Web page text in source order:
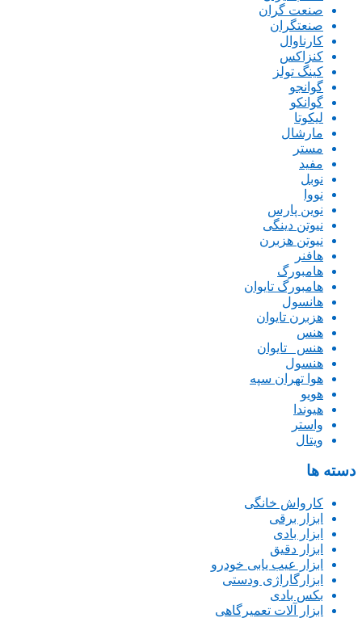
صنعت گران
صنعتگران
کارناوال
کنزاکس
کینگ تولز
گوانجو
گوانکو
لیکوتا
مارشال
مستر
مفید
نوبل
نووا
نوین پارس
نیوتن دینگی
نیوتن هزبرن
هافنر
هامبورگ
هامبورگ تایوان
هانسول
هزبرن تایوان
هنس
هنس _تایوان
هنسول
هوا تهران سپه
هویو
هیوندا
واستر
ویتال
دسته ها
کارواش خانگی
ابزار برقی
ابزار بادی
ابزار دقیق
ابزار عیب یابی خودرو
ابزارگاراژی ودستی
بکس بادی
ابزار آلات تعمیرگاهی